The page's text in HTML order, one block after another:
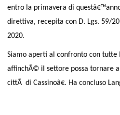
entro la primavera di
direttiva, recepita con D. Lgs. 59/
2020.
Siamo aperti al confronto con
affinchÃ© il settore possa tornare
cittÃ di Cassinoâ€. Ha concluso